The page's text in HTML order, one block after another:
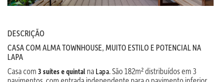
DESCRIÇÃO
CASA COM ALMA TOWNHOUSE, MUITO ESTILO E POTENCIAL NA
LAPA
Casa com 3 suítes e quintal na Lapa. São 182m² distribuídos em 3